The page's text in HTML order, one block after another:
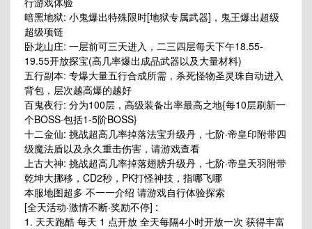
暗黑地狱: 小鬼爆出特殊限时[地狱专属武器]，鬼王爆出超级
超级项链
卧龙山庄: 一层前可三天进入，二三四层每天下午18.55-
19.55开放探宝(高几率爆出成品武器以及大量材料)
五行副本: 专爆大量五行合成所需，杀死怪物圣灵珠自动进入
背包，层次越高爆的越好
百鬼夜行: 分为100层，高级装备出率最高之地{每10层刷新一
个BOSS·包括1-5阶BOSS}
十二金仙: 挑战超高几率掉落法宝升级丹，七阶·帝皇印附带四
级魔法盾以及永久重击伤害，请游戏查看
上古大神: 挑战超高几率掉落翅膀升级丹，七阶·帝皇天羽附带
乾坤大挪移，CD2秒，PK打怪神技，指哪飞哪
本服地图超多 不一一介绍 请游戏自行体验探索
[全天活动·激情不断·奖励不停] :
1. 天天跑酷 每天 1 点开放 全天每隔4小时开放一次 获得丰富